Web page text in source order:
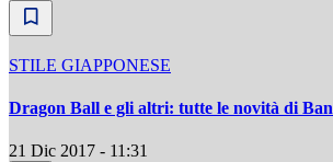
STILE GIAPPONESE
Dragon Ball e gli altri: tutte le novità di
21 Dic 2017 - 11:31